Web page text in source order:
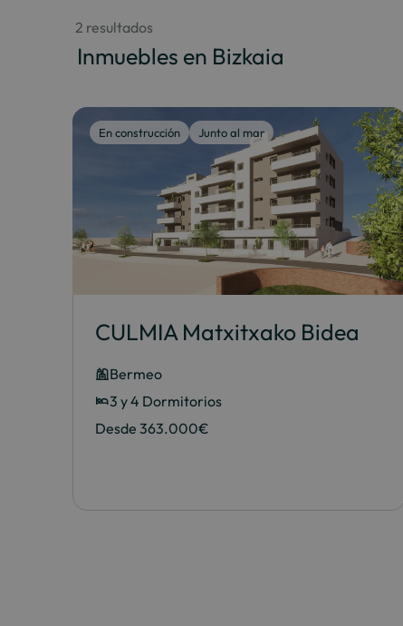
2 resultados
Inmuebles en Bizkaia
En construcción Junto al mar
CULMIA Matxitxako Bidea
Bermeo
3 y 4 Dormitorios
Desde 363.000€